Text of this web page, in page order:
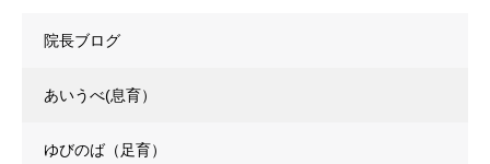
院長ブログ
あいうべ(息育）
ゆびのば（足育）